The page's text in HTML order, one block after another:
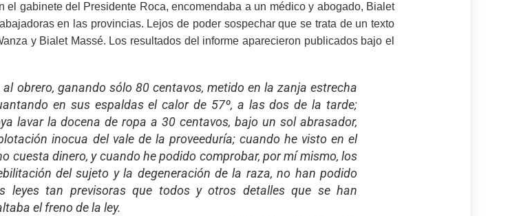
el gabinete del Presidente Roca, encomendaba a un médico y abogado, Bialet
en las provincias. Lejos de poder sospechar que se trata de un texto
y Bialet Massé. Los resultados del informe aparecieron publicados bajo el
obrero, ganando sólo 80 centavos, metido en la zanja estrecha
en sus espaldas el calor de 57º, a las dos de la tarde;
lavar la docena de ropa a 30 centavos, bajo un sol abrasador,
inocua del vale de la proveeduría; cuando he visto en el
cuesta dinero, y cuando he podido comprobar, por mí mismo, los
del sujeto y la degeneración de la raza, no han podido
leyes tan previsoras que todos y otros detalles que se han
el freno de la ley.